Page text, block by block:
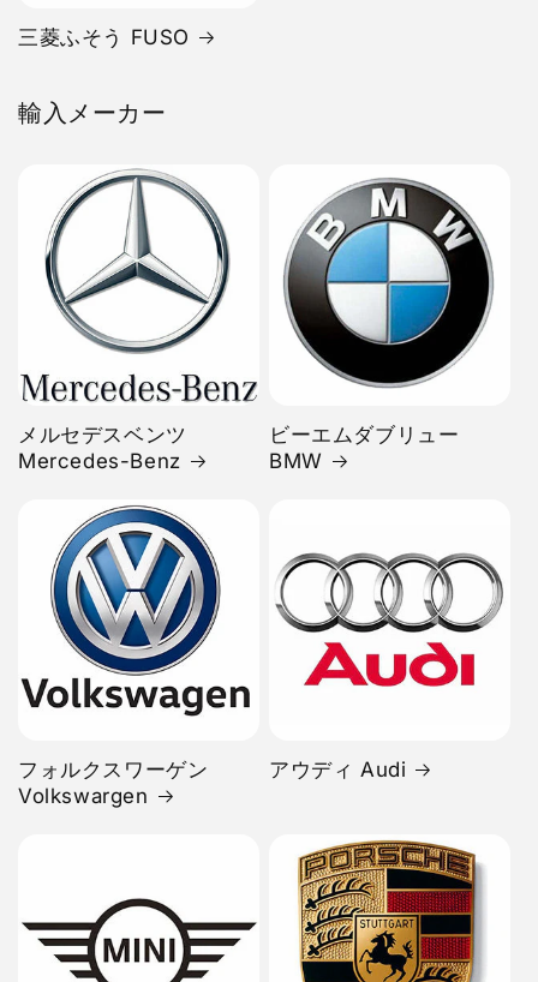
三菱ふそう FUSO
輸入メーカー
メルセデスベンツ
Mercedes-Benz
ビーエムダブリュー
BMW
フォルクスワーゲン
Volkswargen
アウディ Audi